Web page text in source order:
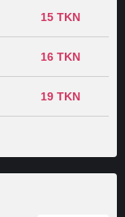
15 TKN
16 TKN
19 TKN